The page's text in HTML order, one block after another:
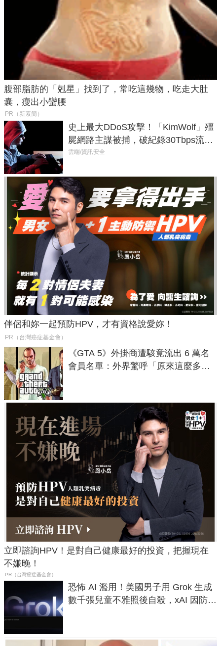
腹部脂肪的「剋星」找到了，常吃這幾物，吃走大肚
囊，瘦出小蠻腰
PR（新素簡）
史上最大DDoS攻擊！「KimWolf」殭
屍網路主謀被捕，破紀錄30Tbps流量
癱瘓全球！
雲端/資訊安全
伴侶和妳一起預防HPV，才有資格說愛妳！
PR（台灣癌症基金會）
《GTA 5》外掛商遭駭竟流出 6 萬名
會員名單：外界驚呼「原來這麼多人
立即諮詢HPV！是對自己健康最好的投資，把握現在
不嫌晚！
PR（台灣癌症基金會）
恐怖 AI 濫用！美國男子用 Grok 生成
數千張兒童不雅照後自殺，xAI 因防護